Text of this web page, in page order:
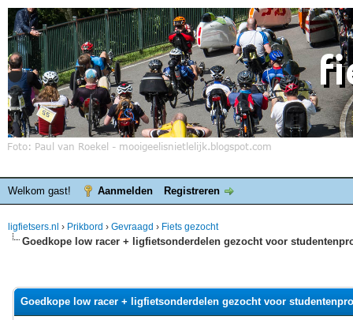
Welkom gast! Aanmelden Registreren
ligfietsers.nl › Prikbord › Gevraagd › Fiets gezocht
Goedkope low racer + ligfietsonderdelen gezocht voor
Goedkope low racer + ligfietsonderdelen gezocht voor